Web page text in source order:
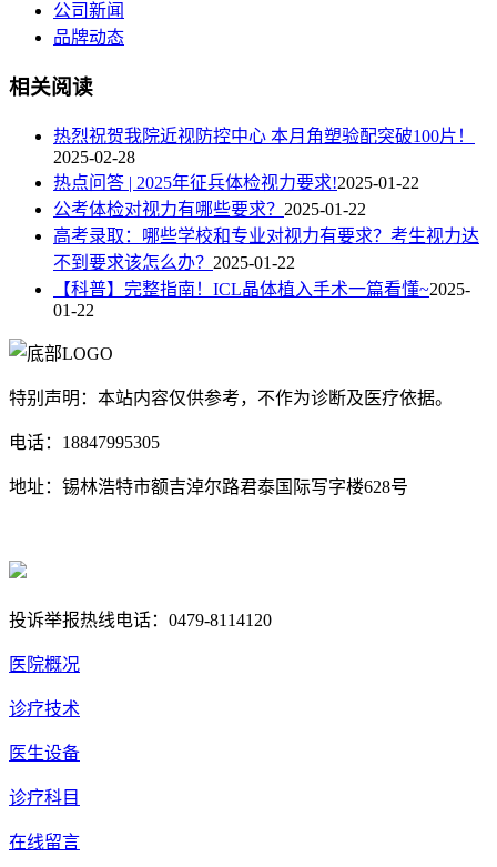
公司新闻
品牌动态
相关阅读
热烈祝贺我院近视防控中心 本月角塑验配突破100片！
2025-02-28
热点问答 | 2025年征兵体检视力要求!2025-01-22
公考体检对视力有哪些要求？ 2025-01-22
高考录取：哪些学校和专业对视力有要求？考生视力达
不到要求该怎么办？ 2025-01-22
【科普】完整指南！ICL晶体植入手术一篇看懂~2025-
01-22
特别声明：本站内容仅供参考，不作为诊断及医疗依据。
电话：18847995305
地址：锡林浩特市额吉淖尔路君泰国际写字楼628号
投诉举报热线电话：0479-8114120
医院概况
诊疗技术
医生设备
诊疗科目
在线留言